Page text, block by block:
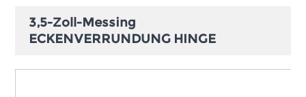
3,5-Zoll-Messing
ECKENVERRUNDUNG HINGE